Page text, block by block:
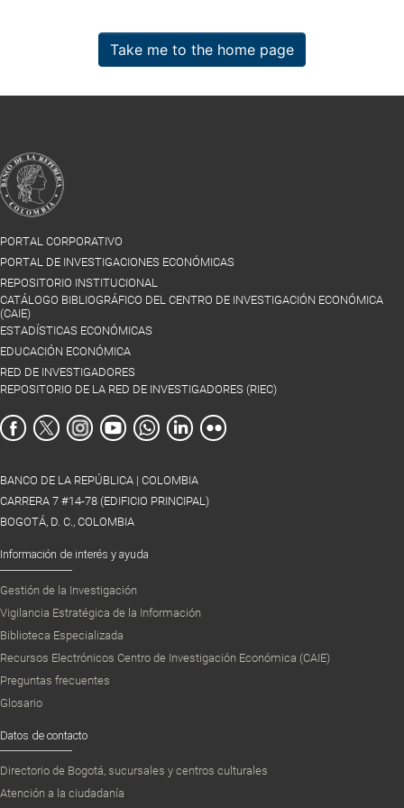
Take me to the home page
PORTAL CORPORATIVO
PORTAL DE INVESTIGACIONES ECONÓMICAS
REPOSITORIO INSTITUCIONAL
CATÁLOGO BIBLIOGRÁFICO DEL CENTRO DE INVESTIGACIÓN ECONÓMICA
(CAIE)
ESTADÍSTICAS ECONÓMICAS
EDUCACIÓN ECONÓMICA
RED DE INVESTIGADORES
REPOSITORIO DE LA RED DE INVESTIGADORES (RIEC)
BANCO DE LA REPÚBLICA | COLOMBIA
CARRERA 7 #14-78 (EDIFICIO PRINCIPAL)
BOGOTÁ, D. C., COLOMBIA
Información de interés y ayuda
Gestión de la Investigación
Vigilancia Estratégica de la Información
Biblioteca Especializada
Recursos Electrónicos Centro de Investigación Económica (CAIE)
Preguntas frecuentes
Glosario
Datos de contacto
Directorio de Bogotá, sucursales y centros culturales
Atención a la ciudadanía